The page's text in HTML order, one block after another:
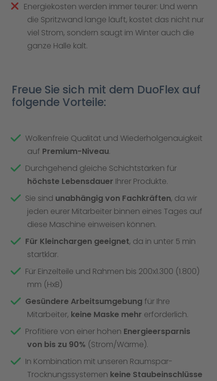
Energiekosten werden immer teurer: Und wenn
die Spritzwand lange läuft, kostet das nicht nur
viel Strom, sondern saugt im Winter auch die
ganze Halle kalt.
Freue Sie sich mit dem DuoFlex auf
folgende Vorteile:
Wolkenfreie Qualität und Wiederholgenauigkeit
auf Premium-Niveau.
Durchgehend gleiche Schichtstärken für
höchste Lebensdauer Ihrer Produkte.
Sie sind unabhängig von Fachkräften, da wir
jeden eurer Mitarbeiter binnen eines Tages auf
diese Maschine einweisen können.
Für Kleinchargen geeignet, da in unter 5 min
startklar.
Für Einzelteile und Rahmen bis 200x1.300 (1.800)
mm (HxB)
Gesündere Arbeitsumgebung für Ihre
Mitarbeiter, keine Maske mehr erforderlich.
Profitiere von einer hohen Energieersparnis
von bis zu 90% (Strom/Wärme).
In Kombination mit unseren Raumspar-
Trocknungssystemen keine Staubeinschlüsse